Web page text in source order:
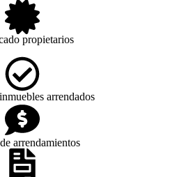
propietarios
arrendados
arrendamientos